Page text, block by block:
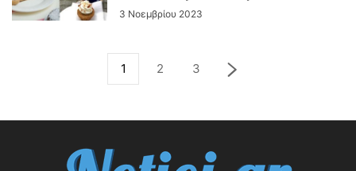
3 Νοεμβρίου 2023
1 2 3